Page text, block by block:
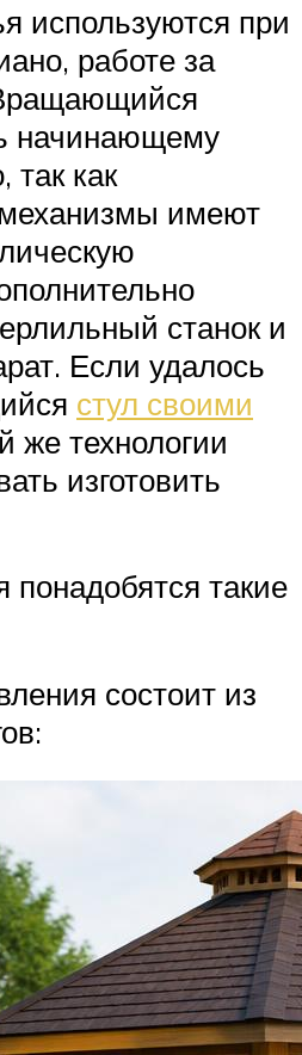
используются при
работе за
начинающему
так как
имеют
станок и
Если удалось
стул своими
же технологии
изготовить
такие
состоит из